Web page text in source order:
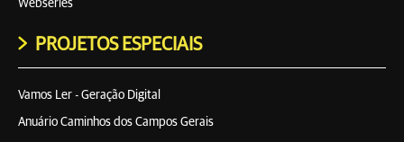
Webséries
PROJETOS ESPECIAIS
Vamos Ler - Geração Digital
Anuário Caminhos dos Campos Gerais